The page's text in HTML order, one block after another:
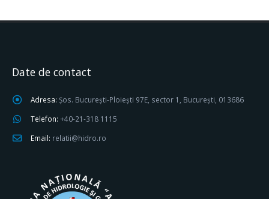
Date de contact
Adresa: Șos. București-Ploiești 97E, sector 1, București, 013686
Telefon: +40-21-318 1115
Email: relatii@hidro.ro